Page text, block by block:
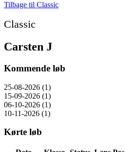
Tilbage til Classic
Classic
Carsten J
Kommende løb
25-08-2026 (1)
15-09-2026 (1)
06-10-2026 (1)
10-11-2026 (1)
Kørte løb